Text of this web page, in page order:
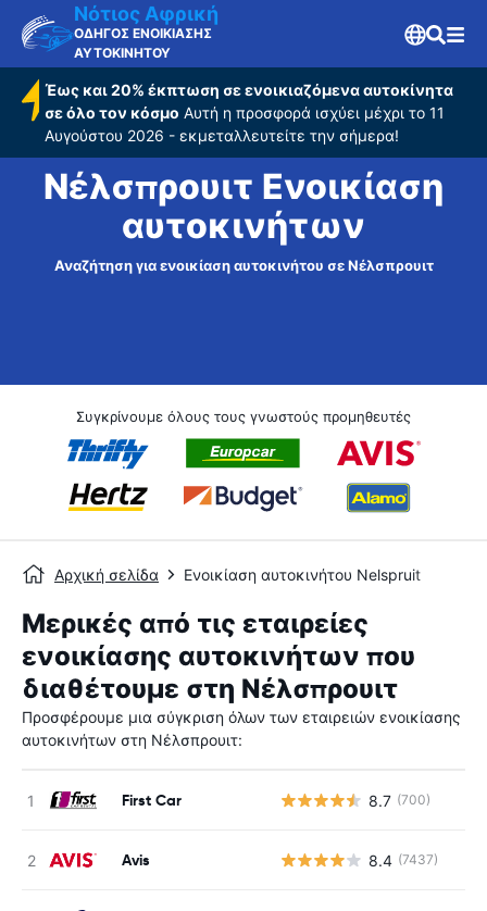
Νότιος Αφρική
ΟΔΗΓΟΣ ΕΝΟΙΚΙΑΣΗΣ
ΑΥΤΟΚΙΝΗΤΟΥ
Έως και 20% έκπτωση σε ενοικιαζόμενα αυτοκίνητα
σε όλο τον κόσμο Αυτή η προσφορά ισχύει μέχρι το 11
Αυγούστου 2026 - εκμεταλλευτείτε την σήμερα!
Νέλσπρουιτ Ενοικίαση
αυτοκινήτων
Αναζήτηση για ενοικίαση αυτοκινήτου σε Νέλσπρουιτ
Συγκρίνουμε όλους τους γνωστούς προμηθευτές
Αρχική σελίδα Ενοικίαση αυτοκινήτου Nelspruit
Μερικές από τις εταιρείες
ενοικίασης αυτοκινήτων που
διαθέτουμε στη Νέλσπρουιτ
Προσφέρουμε μια σύγκριση όλων των εταιρειών ενοικίασης
αυτοκινήτων στη Νέλσπρουιτ:
First Car 8.7 (700)
Avis 8.4 (7437)